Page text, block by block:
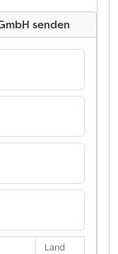
senden
Land